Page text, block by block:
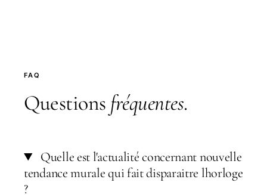
FAQ
Questions fréquentes.
Quelle est l'actualité concernant nouvelle
tendance murale qui fait disparaitre lhorloge
?